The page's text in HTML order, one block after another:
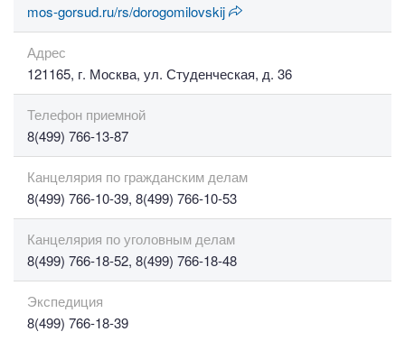
mos-gorsud.ru/rs/dorogomilovskij
Адрес
121165, г. Москва, ул. Студенческая, д. 36
Телефон приемной
8(499) 766-13-87
Канцелярия по гражданским делам
8(499) 766-10-39, 8(499) 766-10-53
Канцелярия по уголовным делам
8(499) 766-18-52, 8(499) 766-18-48
Экспедиция
8(499) 766-18-39